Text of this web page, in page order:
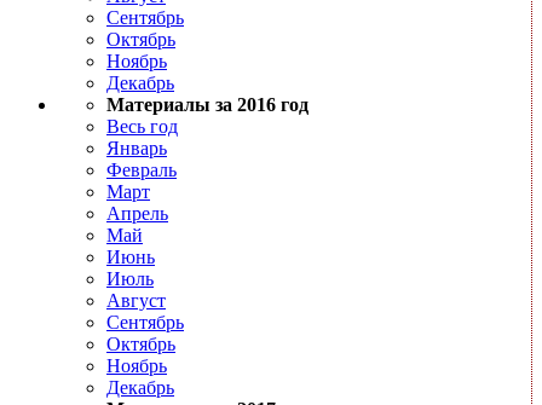
Сентябрь
Октябрь
Ноябрь
Декабрь
Материалы за 2016 год
Весь год
Январь
Февраль
Март
Апрель
Май
Июнь
Июль
Август
Сентябрь
Октябрь
Ноябрь
Декабрь